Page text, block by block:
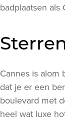
badplaatsen als
Cannes is alom
dat je er een
boulevard met
heel wat luxe